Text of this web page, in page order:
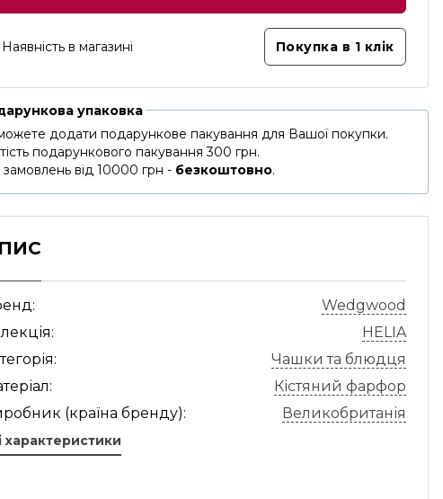
Наявність в магазині Покупка в 1 клік
упаковка
додати подарункове пакування для Вашої покупки.
подарункового пакування 300 грн.
від 10000 грн - безкоштовно.
Wedgwood
HELIA
Чашки та блюдця
Кістяний фарфор
(країна бренду):
Великобританія
характеристики